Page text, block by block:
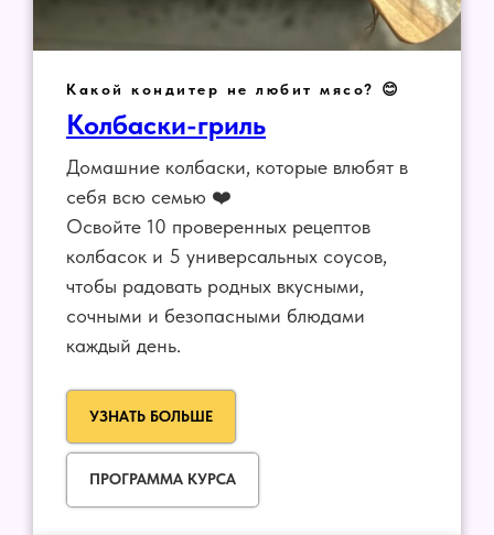
Какой кондитер не любит мясо? 😊
Колбаски-гриль
Домашние колбаски, которые влюбят в
себя всю семью ❤️
Освойте 10 проверенных рецептов
колбасок и 5 универсальных соусов,
чтобы радовать родных вкусными,
сочными и безопасными блюдами
каждый день.
УЗНАТЬ БОЛЬШЕ
ПРОГРАММА КУРСА